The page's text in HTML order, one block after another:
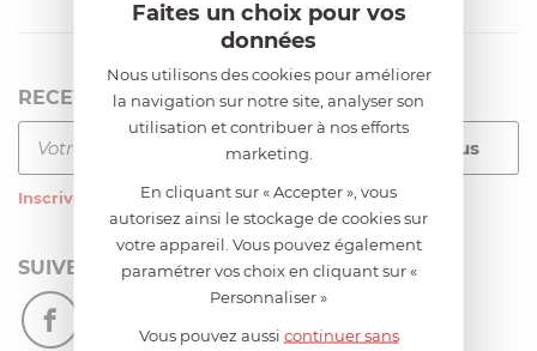
RECEVEZ LA NEWSLETTER
Inscrivez-vous à notre newsletter
SUIVEZ-NOUS
Faites un choix pour vos
données
Nous utilisons des cookies pour améliorer
la navigation sur notre site, analyser son
utilisation et contribuer à nos efforts
marketing.
En cliquant sur « Accepter », vous
autorisez ainsi le stockage de cookies sur
votre appareil. Vous pouvez également
paramétrer vos choix en cliquant sur «
Personnaliser »
Vous pouvez aussi continuer sans